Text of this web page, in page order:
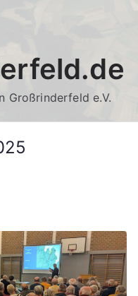
Großrinderfeld e.V.